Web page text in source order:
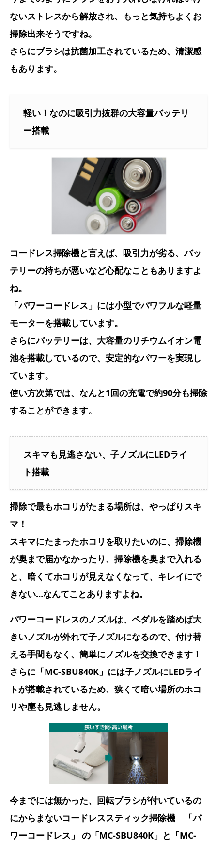
ないストレスから解放され、もっと気持ちよくお
掃除出来そうですね。
さらにブラシは抗菌加工されているため、清潔感
もあります。
軽い！なのに吸引力抜群の大容量バッテリ
ー搭載
コードレス掃除機と言えば、吸引力が劣る、バッ
テリーの持ちが悪いなど心配なこともありますよ
ね。
「パワーコードレス」には小型でパワフルな軽量
モーターを搭載しています。
さらにバッテリーは、大容量のリチウムイオン電
池を搭載しているので、安定的なパワーを実現し
ています。
使い方次第では、なんと1回の充電で約90分も掃除
することができます。
スキマも見逃さない、子ノズルにLEDライ
ト搭載
掃除で最もホコリがたまる場所は、やっぱりスキ
マ！
スキマにたまったホコリを取りたいのに、掃除機
が奥まで届かなかったり、掃除機を奥まで入れる
と、暗くてホコリが見えなくなって、キレイにで
きない…なんてことありますよね。
パワーコードレスのノズルは、ペダルを踏めば大
きいノズルが外れて子ノズルになるので、付け替
える手間もなく、簡単にノズルを交換できます！
さらに「MC-SBU840K」には子ノズルにLEDライ
トが搭載されているため、狭くて暗い場所のホコ
リや塵も見逃しません。
今までには無かった、回転ブラシが付いているの
にからまないコードレススティック掃除機 「パ
ワーコードレス」 の「MC-SBU840K」と「MC-